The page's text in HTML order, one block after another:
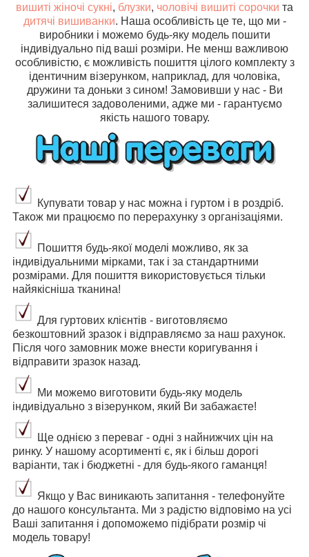
вишиті жіночі сукні, блузки, чоловічі вишиті сорочки та
дитячі вишиванки. Наша особливість це те, що ми -
виробники і можемо будь-яку модель пошити
індивідуально під ваші розміри. Не менш важливою
особливістю, є можливість пошиття цілого комплекту з
ідентичним візерунком, наприклад, для чоловіка,
дружини та доньки з сином! Замовивши у нас - Ви
залишитеся задоволеними, адже ми - гарантуємо
якість нашого товару.
Купувати товар у нас можна і гуртом і в роздріб.
Також ми працюємо по перерахунку з організаціями.
Пошиття будь-якої моделі можливо, як за
індивідуальними мірками, так і за стандартними
розмірами. Для пошиття використовується тільки
найякісніша тканина!
Для гуртових клієнтів - виготовляємо
безкоштовний зразок і відправляємо за наш рахунок.
Після чого замовник може внести коригування і
відправити зразок назад.
Ми можемо виготовити будь-яку модель
індивідуально з візерунком, який Ви забажаєте!
Ще однією з переваг - одні з найнижчих цін на
ринку. У нашому асортименті є, як і більш дорогі
варіанти, так і бюджетні - для будь-якого гаманця!
Якщо у Вас виникають запитання - телефонуйте
до нашого консультанта. Ми з радістю відповімо на усі
Ваші запитання і допоможемо підібрати розмір чі
модель товару!